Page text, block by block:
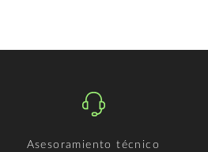
Asesoramiento técnico